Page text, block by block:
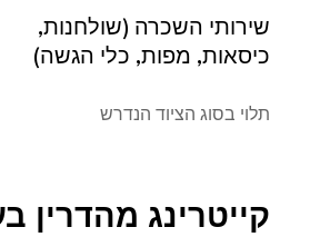
שירותי השכרה (שולחנות,
כיסאות, מפות, כלי הגשה)
תלוי בסוג הציוד הנדרש
קייטרינג מהדרין